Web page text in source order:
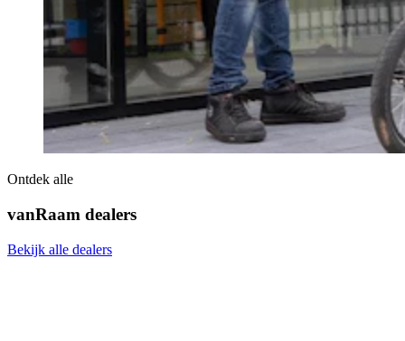
Ontdek alle
vanRaam dealers
Bekijk alle dealers